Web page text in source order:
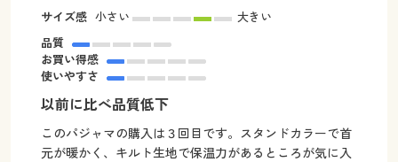
サイズ感 小さい
大きい
品質
お買い得感
使いやすさ
以前に比べ品質低下
このパジャマの購入は３回目です。スタンドカラーで首
元が暖かく、キルト生地で保温力があるところが気に入